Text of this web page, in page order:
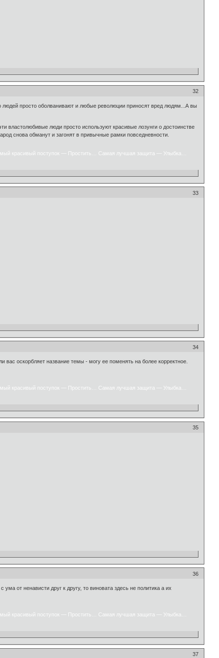
32
просто оболванивают и любые революции приносят вред людям...А вы
властолюбивые люди просто используют красивые лозунги о достоинстве
снова обманут и загонят в привычные рамки повседневности.
красивый поступок — Простить… Самая лучшая защита — Улыбка…
33
34
вас оскорбляет название темы - могу ее поменять на более корректное.
красивый поступок — Простить… Самая лучшая защита — Улыбка…
35
36
от ненависти друг к другу, то виновата здесь не политика а их
красивый поступок — Простить… Самая лучшая защита — Улыбка…
37